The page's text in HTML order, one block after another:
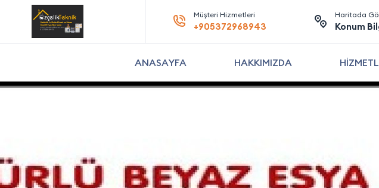
Müşteri Hizmetleri
+905372968943
Haritada
Konum
ANASAYFA HAKKIMIZDA